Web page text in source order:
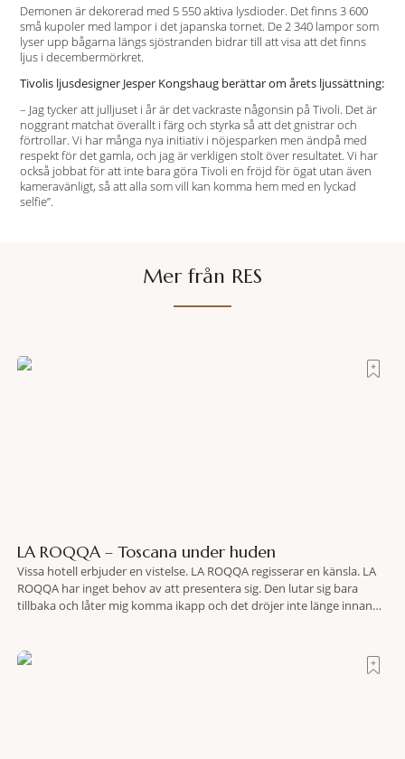
Demonen är dekorerad med 5 550 aktiva lysdioder. Det finns 3 600
små kupoler med lampor i det japanska tornet. De 2 340 lampor som
lyser upp bågarna längs sjöstranden bidrar till att visa att det finns
ljus i decembermörkret.
Tivolis ljusdesigner Jesper Kongshaug berättar om årets ljussättning:
– Jag tycker att julljuset i år är det vackraste någonsin på Tivoli. Det är
noggrant matchat överallt i färg och styrka så att det gnistrar och
förtrollar. Vi har många nya initiativ i nöjesparken men ändpå med
respekt för det gamla, och jag är verkligen stolt över resultatet. Vi har
också jobbat för att inte bara göra Tivoli en fröjd för ögat utan även
kameravänligt, så att alla som vill kan komma hem med en lyckad
selfie”.
Mer från RES
LA ROQQA – Toscana under huden
Vissa hotell erbjuder en vistelse. LA ROQQA regisserar en känsla. LA
ROQQA har inget behov av att presentera sig. Den lutar sig bara
tillbaka och låter mig komma ikapp och det dröjer inte länge innan